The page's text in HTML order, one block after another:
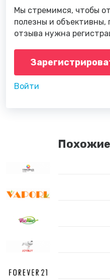
Мы стремимся, чтобы
полезны и объективны,
отзыва нужна
Войти